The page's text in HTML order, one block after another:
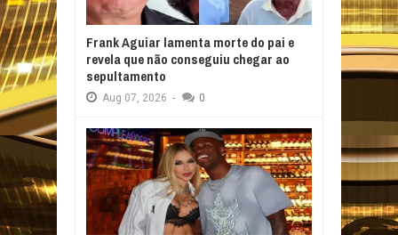
Frank Aguiar lamenta morte do pai e
revela que não conseguiu chegar ao
sepultamento
Aug 07, 2026 - 0